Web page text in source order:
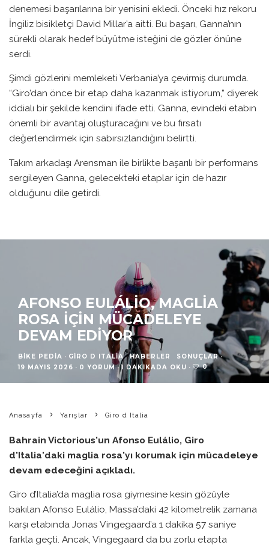
denemesi başarılarına bir yenisini ekledi. Önceki hız rekoru
İngiliz bisikletçi David Millar’a aitti. Bu başarı, Ganna’nın
sürekli olarak hedef büyütme isteğini de gözler önüne
serdi.
Şimdi gözlerini memleketi Verbania’ya çevirmiş durumda.
“Giro’dan önce bir etap daha kazanmak istiyorum,” diyerek
iddialı bir şekilde kendini ifade etti. Ganna, evindeki etabın
önemli bir avantaj oluşturacağını ve bu fırsatı
değerlendirmek için sabırsızlandığını belirtti.
Takım arkadaşı Arensman ile birlikte başarılı bir performans
sergileyen Ganna, gelecekteki etaplar için de hazır
olduğunu dile getirdi.
AFONSO EULÁLIO, MAGLIA
ROSA İÇIN MÜCADELEYE
DEVAM EDIYOR
BIKE PEDIA · GIRO D ITALIA HABERLER SONUÇLAR ·
19 MAYIS 2026 · 0 YORUM · 1 DAKIKADA OKU · 0
Anasayfa Yarışlar Giro d Italia
Bahrain Victorious'un Afonso Eulálio, Giro
d'Italia'daki maglia rosa'yı korumak için mücadeleye
devam edeceğini açıkladı.
Giro d’Italia’da maglia rosa giymesine kesin gözüyle
bakılan Afonso Eulálio, Massa’daki 42 kilometrelik zamana
karşı etabında Jonas Vingegaard’a 1 dakika 57 saniye
farkla geçti. Ancak, Vingegaard da bu zorlu etapta